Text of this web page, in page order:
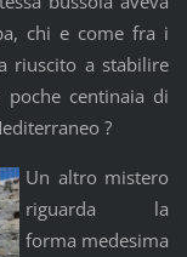
chi e come fra i
riuscito a stabilire
poche centinaia di
?
Un altro mistero
riguarda la
forma medesima